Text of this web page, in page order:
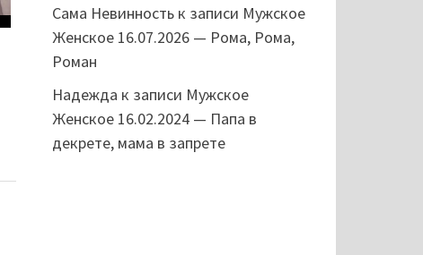
Сама Невинностьк записи Мужское
Женское 16.07.2026 — Рома, Рома,
Роман
Надежда к записи Мужское
Женское 16.02.2024 — Папа в
декрете, мама в запрете